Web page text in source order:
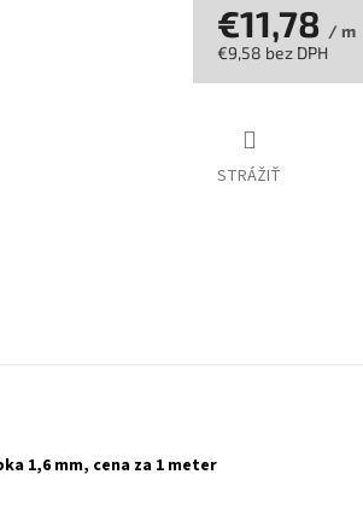
STRÁŽIŤ
€11,78 / m
€9,58 bez DPH
1,6 mm, cena za 1 meter